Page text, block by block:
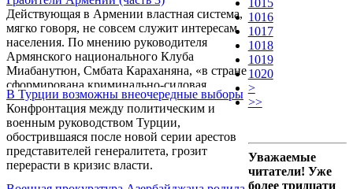
Прекращение огня, зафиксировавшее
поражение Азербайджана, совершившего
агрессию против Нагорно-Карабахской
Республики. Прекращение огня, более
схожее на капитуляцию агрессора, чем на
добровольный отказ от силовых методов
подавления национально-освободительного
движения населения Арцаха.
Действующая в Армении властная система,
мягко говоря, не совсем служит интересам
населения. По мнению руководителя
Армянского национального Клуба
Миабанутюн, Смбата Караханяна, «в стране
сформирована криминально-силовая
конструкция, которая в реальности
полностью заменила государственные и
властные функции».
В Турции возможны внеочередные выборы
Конфронтация между политическим и
военным руководством Турции,
обострившаяся после новой серии арестов
представителей генералитета, грозит
перерасти в кризис власти.
1015
1016
1017
1018
1019
1020
>
>>
Уважаемые
читатели! Уже
более тридцати